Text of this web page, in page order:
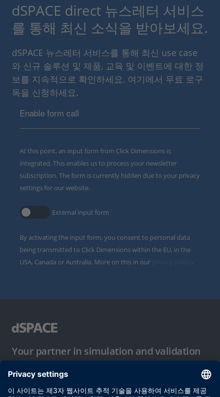
dSPACE direct 뉴스레터 서비스
를 통해 최신 소식을 받아보세요.
dSPACE 뉴스레터 서비스를 통해 최신 use case
와 신규 솔루션 및 제품, 교육 및 이벤트에 대한 정
보를 지속적으로 확인하세요. 여기에서 무료 로구
독을 신청하세요.
Enable form call
At this point, an input form from Click Dimensions is
integrated. This enables us to process your newsletter
subscription. The form is currently hidden due to your privacy
settings for our website.
External input form
By activating the input form, you consent to personal data
being transmitted to Click Dimensions within the EU, in the
USA, Canada or Australia. More on this in our
.
Your partner in simulation and validation